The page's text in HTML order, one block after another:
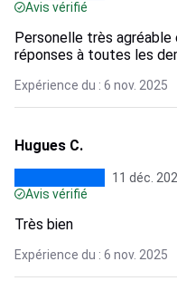
Avis vérifié
Personelle très
réponses à toutes les
Expérience du : 6 nov. 2025
Hugues C.
11 déc.
Avis vérifié
Très bien
Expérience du : 6 nov. 2025